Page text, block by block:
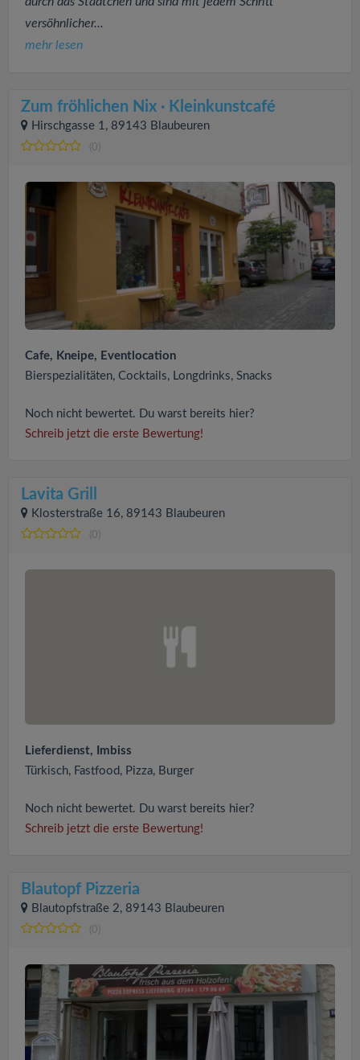
versöhnlicher...
mehr lesen
Zum fröhlichen Nix · Kleinkunstcafé
Hirschgasse 1, 89143 Blaubeuren
(0)
Cafe, Kneipe, Eventlocation
Bierspezialitäten, Cocktails, Longdrinks, Snacks
Noch nicht bewertet. Du warst bereits hier?
Schreib jetzt die erste Bewertung!
Lavita Grill
Klosterstraße 16, 89143 Blaubeuren
(0)
Lieferdienst, Imbiss
Türkisch, Fastfood, Pizza, Burger
Noch nicht bewertet. Du warst bereits hier?
Schreib jetzt die erste Bewertung!
Blautopf Pizzeria
Blautopfstraße 2, 89143 Blaubeuren
(0)